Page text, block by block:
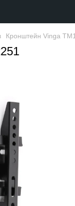
Кронштейн Vinga